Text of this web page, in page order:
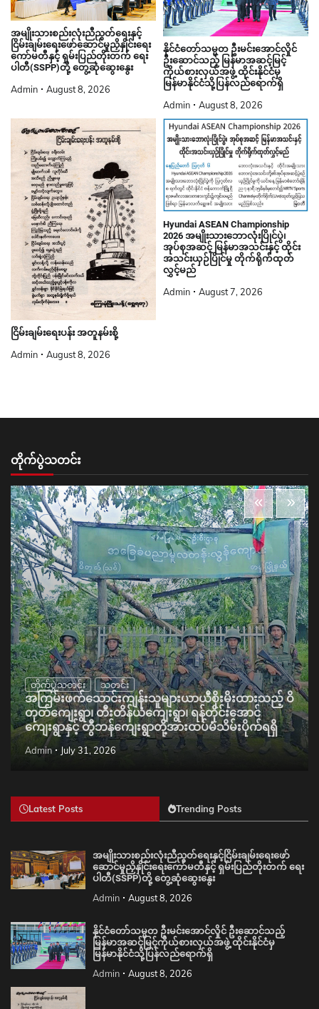
အမျိုးသားစည်းလုံးညီညွတ်ရေးနှင့်
ငြိမ်းချမ်းရေးဖော်ဆောင်မှုညှိနှိုင်းရေး
ကော်မတီနှင့် ရှမ်းပြည်တိုးတက် ရေး
ပါတီ(SSPP)တို့ တွေ့ဆုံဆွေးနွေး
Admin August 8, 2026
နိုင်ငံတော်သမ္မတ ဦးမင်းအောင်လှိုင်
ဦးဆောင်သည့် မြန်မာအဆင့်မြင့်
ကိုယ်စားလှယ်အဖွဲ့ ထိုင်းနိုင်ငံမှ
မြန်မာနိုင်ငံသို့ပြန်လည်ရောက်ရှိ
Admin August 8, 2026
ငြိမ်းချမ်းရေးပန်း အတူနမ်းစို့
Admin August 8, 2026
Hyundai ASEAN Championship
2026 အမျိုးသားဘောလုံးပြိုင်ပွဲ၊
အုပ်စုအဆင့် မြန်မာအသင်းနှင့် ထိုင်း
အသင်းယှဉ်ပြိုင်မှု တိုက်ရိုက်ထုတ်
လွှင့်မည်
Admin August 7, 2026
တိုက်ပွဲသတင်း
တိုက်ပွဲသတင်း သတင်း
အကြမ်းဖက်သောင်းကျန်းသူများယာယီစိုးမိုးထားသည့် ဝိ
တုတ်ကျေးရွာ၊ တီးတိန်ယံကျေးရွာ၊ ရန်တိုင်းအောင်
ကျေးရွာနှင့် တွီဘန်ကျေးရွာတို့အားထပ်မံသိမ်းပိုက်ရရှိ
Admin July 31, 2026
Latest Posts Trending Posts
အမျိုးသားစည်းလုံးညီညွတ်ရေးနှင့်ငြိမ်းချမ်းရေးဖော်
ဆောင်မှုညှိနှိုင်းရေးကော်မတီနှင့် ရှမ်းပြည်တိုးတက် ရေး
ပါတီ(SSPP)တို့ တွေ့ဆုံဆွေးနွေး
Admin August 8, 2026
နိုင်ငံတော်သမ္မတ ဦးမင်းအောင်လှိုင် ဦးဆောင်သည့်
မြန်မာအဆင့်မြင့်ကိုယ်စားလှယ်အဖွဲ့ ထိုင်းနိုင်ငံမှ
မြန်မာနိုင်ငံသို့ပြန်လည်ရောက်ရှိ
Admin August 8, 2026